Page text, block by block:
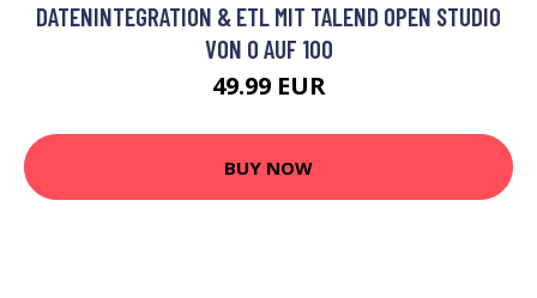
DATENINTEGRATION & ETL MIT TALEND OPEN STUDIO
VON 0 AUF 100
49.99 EUR
BUY NOW